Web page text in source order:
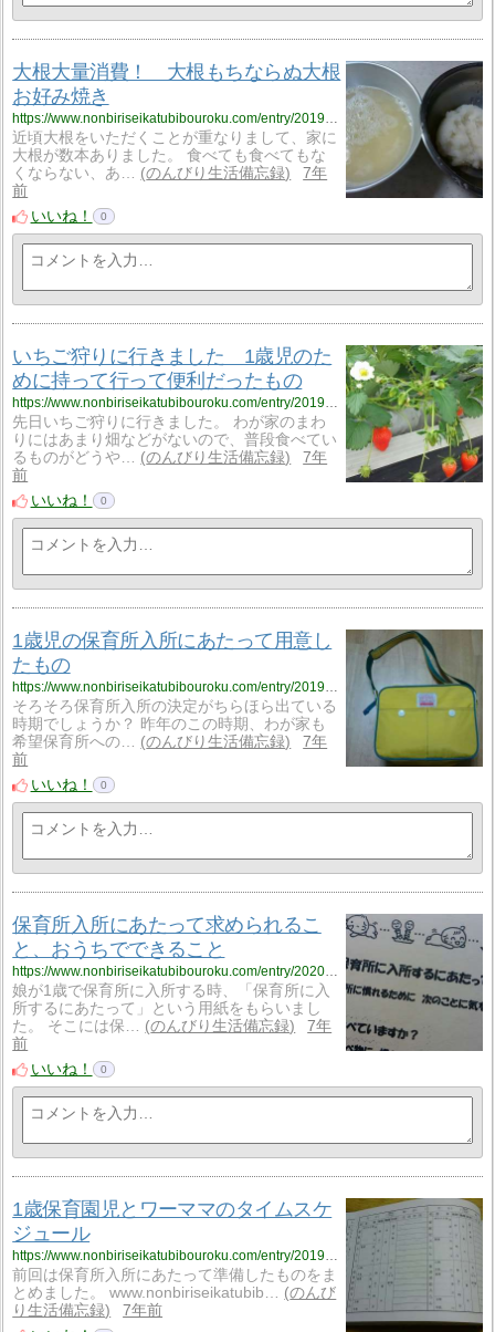
大根大量消費！ 大根もちならぬ大根
お好み焼き
近頃大根をいただくことが重なりまして、家に
大根が数本ありました。 食べても食べてもな
くならない、あ…
のんびり生活備忘録
7年
前
いいね！
0
いちご狩りに行きました 1歳児のた
めに持って行って便利だったもの
先日いちご狩りに行きました。 わが家のまわ
りにはあまり畑などがないので、普段食べてい
るものがどうや…
のんびり生活備忘録
7年
前
いいね！
0
1歳児の保育所入所にあたって用意し
たもの
そろそろ保育所入所の決定がちらほら出ている
時期でしょうか？ 昨年のこの時期、わが家も
希望保育所への…
のんびり生活備忘録
7年
前
いいね！
0
保育所入所にあたって求められるこ
と、おうちでできること
https://www.nonbiriseikatubibouroku.com/entry/2020/2/20/%E4%BF%9D%E8%82%B2%E6%89%80%E5%85%A5%E6%89%80%E5%89%8D%E3%83%BB%E3%81%8A%E3%81%86%E3%81%A1%E3%81%A7%E3%81%AE%E9%81%8E%E3%81%94%E3%81%97%E6%96%B9?utm_source=feed
娘が1歳で保育所に入所する時、「保育所に入
所するにあたって」という用紙をもらいまし
た。 そこには保…
のんびり生活備忘録
7年
前
いいね！
0
1歳保育園児とワーママのタイムスケ
ジュール
https://www.nonbiriseikatubibouroku.com/entry/2019/2/18/1%E6%AD%B3%E3%83%BB%E4%BF%9D%E8%82%B2%E5%9C%92%E5%85%90%E3%83%BB%E3%83%AF%E3%83%BC%E3%83%9E%E3%83%9E%E3%83%BB%E3%82%BF%E3%82%A4%E3%83%A0%E3%82%B9%E3%82%B1%E3%82%B8%E3%83%A5%E3%83%BC%E3%83%AB?utm_source=feed
前回は保育所入所にあたって準備したものをま
とめました。 www.nonbiriseikatubib…
のんび
り生活備忘録
7年前